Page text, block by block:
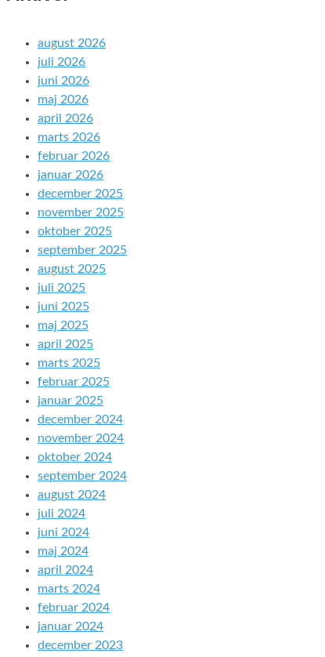
august 2026
juli 2026
juni 2026
maj 2026
april 2026
marts 2026
februar 2026
januar 2026
december 2025
november 2025
oktober 2025
september 2025
august 2025
juli 2025
juni 2025
maj 2025
april 2025
marts 2025
februar 2025
januar 2025
december 2024
november 2024
oktober 2024
september 2024
august 2024
juli 2024
juni 2024
maj 2024
april 2024
marts 2024
februar 2024
januar 2024
december 2023